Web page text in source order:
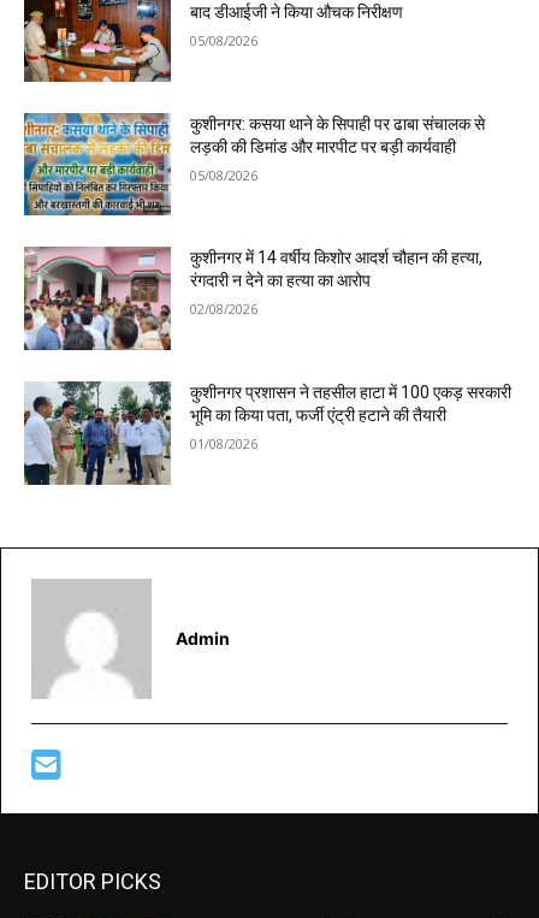
बाद डीआईजी ने किया औचक निरीक्षण
05/08/2026
कुशीनगर: कसया थाने के सिपाही पर ढाबा संचालक से
लड़की की डिमांड और मारपीट पर बड़ी कार्यवाही
05/08/2026
कुशीनगर में 14 वर्षीय किशोर आदर्श चौहान की हत्या,
रंगदारी न देने का हत्या का आरोप
02/08/2026
कुशीनगर प्रशासन ने तहसील हाटा में 100 एकड़ सरकारी
भूमि का किया पता, फर्जी एंट्री हटाने की तैयारी
01/08/2026
Admin
EDITOR PICKS